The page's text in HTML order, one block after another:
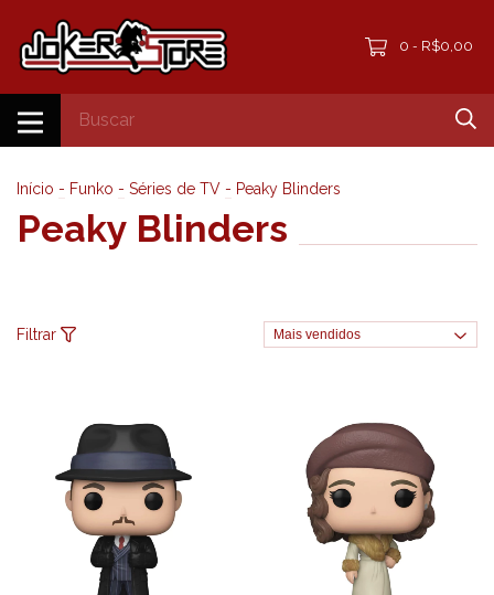
0 - R$0,00
Início - Funko - Séries de TV - Peaky Blinders
Peaky Blinders
Filtrar